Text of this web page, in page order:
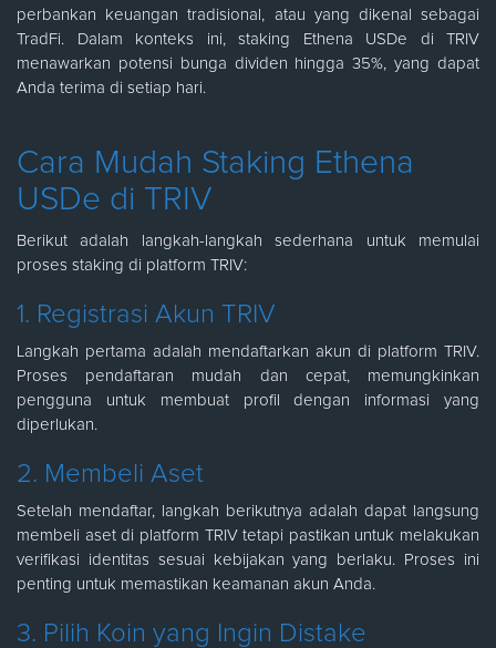
perbankan keuangan tradisional, atau yang dikenal sebagai
TradFi. Dalam konteks ini, staking Ethena USDe di TRIV
menawarkan potensi bunga dividen hingga 35%, yang dapat
Anda terima di setiap hari.
Cara Mudah Staking Ethena
USDe di TRIV
Berikut adalah langkah-langkah sederhana untuk memulai
proses staking di platform TRIV:
1. Registrasi Akun TRIV
Langkah pertama adalah mendaftarkan akun di platform TRIV.
Proses pendaftaran mudah dan cepat, memungkinkan
pengguna untuk membuat profil dengan informasi yang
diperlukan.
2. Membeli Aset
Setelah mendaftar, langkah berikutnya adalah dapat langsung
membeli aset di platform TRIV tetapi pastikan untuk melakukan
verifikasi identitas sesuai kebijakan yang berlaku. Proses ini
penting untuk memastikan keamanan akun Anda.
3. Pilih Koin yang Ingin Distake